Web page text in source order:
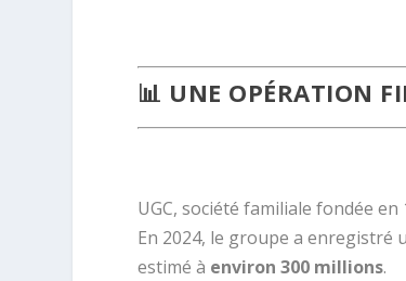
📊 UNE OPÉRATION
UGC, société familiale fondée
En 2024, le groupe a enregistré
estimé à environ 300 millions.